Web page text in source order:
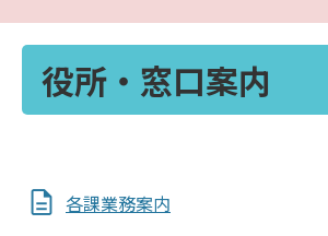
役所・窓口案内
各課業務案内